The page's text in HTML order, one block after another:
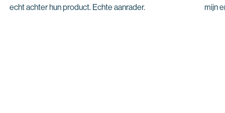
echt achter hun product. Echte aanrader.
mijn